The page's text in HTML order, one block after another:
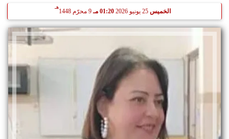
الخميس 25 يونيو 2026 01:20 مـ 9 محرّم 1448
هـ